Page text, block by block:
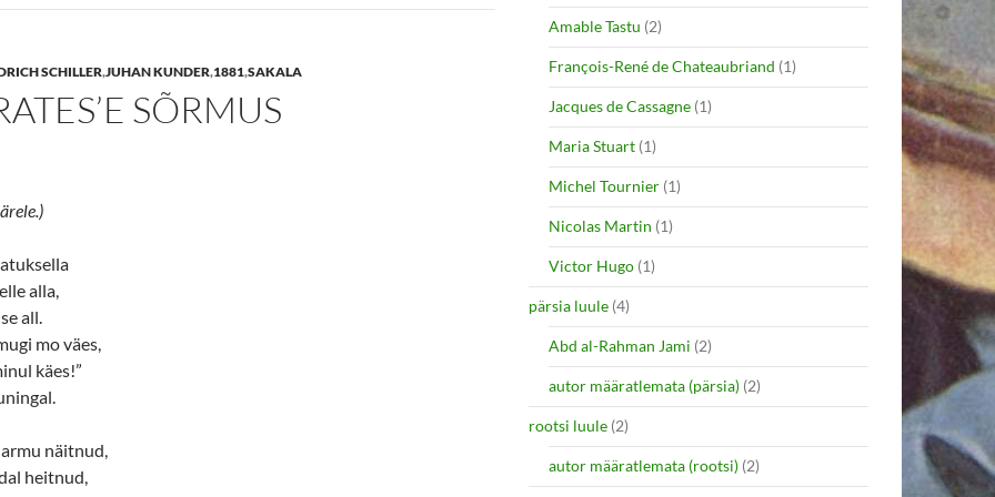
SCHILLER,JUHAN KUNDER,1881,SAKALA
SÕRMUS
alla,
all.
mo väes,
käes!”
näitnud,
heitnud,
Amable Tastu (2)
François-René de Chateaubriand (1)
Jacques de Cassagne (1)
Maria Stuart (1)
Michel Tournier (1)
Nicolas Martin (1)
Victor Hugo (1)
pärsia luule (4)
Abd al-Rahman Jami (2)
autor määratlemata (pärsia) (2)
rootsi luule (2)
autor määratlemata (rootsi) (2)